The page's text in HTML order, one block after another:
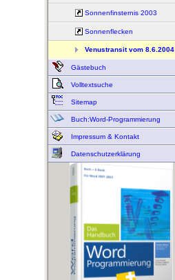
Sonnenfinsternis 2003
Sonnenflecken
Venustransit vom 8.6.2004
Gästebuch
Volltextsuche
Sitemap
Buch:Word-Programmierung
Impressum & Kontakt
Datenschutzerklärung